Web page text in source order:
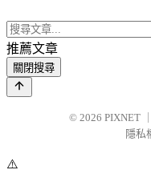
推薦文章
關閉搜尋
© 2026 PIXNET
隱私
⚠️